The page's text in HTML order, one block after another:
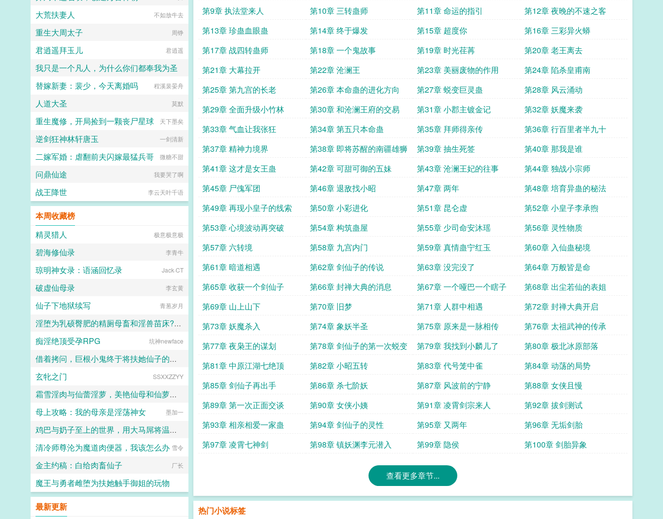
第9章 执法堂来人
第10章 三转蛊师 第11章 命运的指引
第12章 夜晚的不速之客
第13章 珍蛊血眼蛊
第14章 终于爆发 第15章 超度你
第16章 三彩异火蟒
第17章 战四转蛊师
第18章 一个鬼故事 第19章 时光荏苒
第20章 老王离去
第21章 大幕拉开
第22章 沧澜王 第23章 美丽废物的作用
第24章 陷杀皇甫南
第25章 第九宫的长老
第26章 本命蛊的进化方向 第27章 蜕变巨灵蛊
第28章 风云涌动
第29章 全面升级小竹林
第30章 和沧澜王府的交易 第31章 小郡主镀金记
第32章 妖魔来袭
第33章 气血让我张狂
第34章 第五只本命蛊 第35章 拜师得亲传
第36章 行百里者半九十
第37章 精神力境界
第38章 即将苏醒的南疆雄狮 第39章 抽生死签
第40章 那我是谁
第41章 这才是女王蛊
第42章 可甜可御的五妹 第43章 沧澜王妃的往事
第44章 独战小宗师
第45章 尸傀军团
第46章 退敌找小昭 第47章 两年
第48章 培育异蛊的秘法
第49章 再现小皇子的线索
第50章 小彩进化 第51章 昆仑虚
第52章 小皇子李承煦
第53章 心境波动再突破
第54章 构筑蛊屋 第55章 少司命安沐瑶
第56章 灵性物质
第57章 六转境
第58章 九宫内门 第59章 真情蛊宁红玉
第60章 入仙蛊秘境
第61章 暗道相遇
第62章 剑仙子的传说 第63章 没完没了
第64章 万般皆是命
第65章 收获一个剑仙子
第66章 封禅大典的消息 第67章 一个哑巴一个瞎子
第68章 出尘若仙的表姐
第69章 山上山下
第70章 旧梦 第71章 人群中相遇
第72章 封禅大典开启
第73章 妖魔杀入
第74章 象妖半圣 第75章 原来是一脉相传
第76章 太祖武神的传承
第77章 夜枭王的谋划
第78章 剑仙子的第一次蜕变 第79章 我找到小麟儿了
第80章 极北冰原部落
第81章 中原江湖七绝顶
第82章 小昭五转 第83章 代号笼中雀
第84章 动荡的局势
第85章 剑仙子再出手
第86章 杀七阶妖 第87章 风波前的宁静
第88章 女侠且慢
第89章 第一次正面交谈
第90章 女侠小姨 第91章 凌霄剑宗来人
第92章 拔剑测试
第93章 相亲相爱一家蛊
第94章 剑仙子的灵性 第95章 又两年
第96章 无垢剑胎
第97章 凌霄七神剑
第98章 镇妖渊李元潜入 第99章 隐侯 第100章 剑胎异象
查看更多章节...
热门小说标签
活。...
大荒扶妻人 不如放牛去
重生大周太子 周铮
君逍遥拜玉儿 君逍遥
我只是一个凡人，为什么你们都奉我为圣
金属寒霜
替嫁新妻：裴少，今天离婚吗 程溪裴晏舟
人道大圣 莫默
重生魔修，开局捡到一颗丧尸星球 天下墨矣
逆剑狂神林轩唐玉 一剑清新
二嫁军婚：虐翻前夫闪嫁最猛兵哥 微糖不甜
问鼎仙途 我要哭了啊
战王降世 李云天叶千语
本周收藏榜
精灵猎人
极意极意极
碧海修仙录 李青牛
琼明神女录：语涵回忆录 Jack·CT
破虚仙母录 李玄黄
仙子下地狱续写 青葱岁月
淫堕为乳硕臀肥的精厕母畜和淫兽苗床??林美艳和林美月的淫艳沦落肉奴秀
梦雨南兮
痴淫绝顶受孕RPG 坑神newface
借着拷问，巨根小鬼终于将扶她仙子的身心全部征服
ke
玄牝之门 SSXXZZYY
霜雪淫肉与仙蕾淫萝，美艳仙母和仙萝姐姐，沦为巨根正太胯下的仙奴雌畜
Anckon@跑路了
母上攻略：我的母亲是淫荡神女 墨加一
鸡巴与奶子至上的世界，用大马屌将温柔妈妈、娇羞妹妹、高冷女神等绝色美女征服吧
热爱生活的小冬
清冷师尊沦为魔道肉便器，我该怎么办 雪令
金主约稿：白给肉畜仙子 厂长
魔王与勇者雌堕为扶她触手御姐的玩物
最新更新